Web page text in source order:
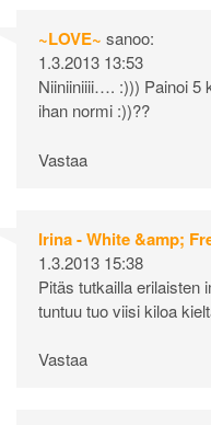
~LOVE~ sanoo:
1.3.2013 13:53
Niiniiniiii…. :))) Painoi 5
ihan normi :))??
Vastaa
Irina - White &amp;
1.3.2013 15:38
Pitäs tutkailla erilaisten
tuntuu tuo viisi kiloa
Vastaa